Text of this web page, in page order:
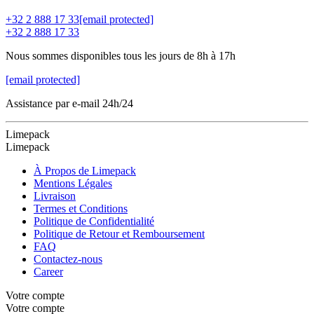
+32 2 888 17 33[email protected]
+32 2 888 17 33
Nous sommes disponibles tous les jours de 8h à 17h
[email protected]
Assistance par e-mail 24h/24
Limepack
Limepack
À Propos de Limepack
Mentions Légales
Livraison
Termes et Conditions
Politique de Confidentialité
Politique de Retour et Remboursement
FAQ
Contactez-nous
Career
Votre compte
Votre compte